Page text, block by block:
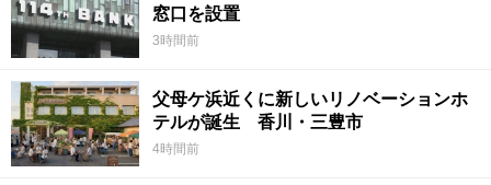
窓口を設置
3時間前
父母ケ浜近くに新しいリノベーションホ
テルが誕生 香川・三豊市
4時間前